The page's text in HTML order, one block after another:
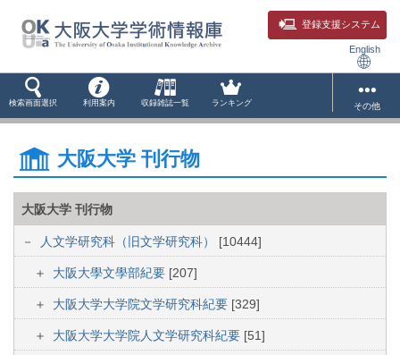
登録支援システム
English
検索画面選択 利用案内 収録雑誌一覧 ランキング その他
大阪大学 刊行物
大阪大学 刊行物
人文学研究科（旧文学研究科） [10444]
大阪大學文學部紀要 [207]
大阪大学大学院文学研究科紀要 [329]
大阪大学大学院人文学研究科紀要 [51]